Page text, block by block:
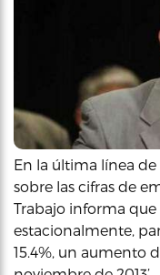
En la última línea
sobre las cifras de
Trabajo informa que
estacionalmente,
15.4%, un aumento